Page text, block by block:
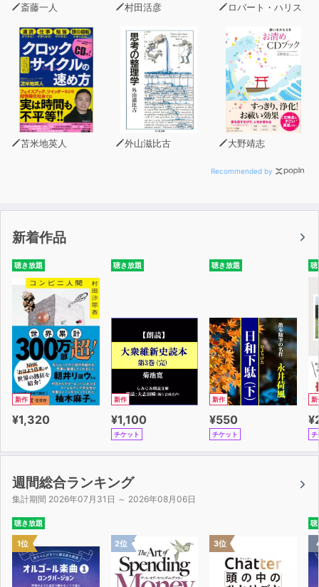
そして、「SDGs」との連動も本書の大きな特徴。すでに
世の中の常識となりつつあるSDGsだが、それをどう実現
すればいいのか、どう仕事に活かせばいいのかについて、
明確に説かれた本はほとんどなかった。それに対して本書
は、17の分野それぞれについて具体的なソリューションを
提供する。まさに「SDGsビジネス実践編」とも呼べる内
これから訪れる未来と、そこで活躍するための条件がわか
る、神田流マーケティング論の集大成。
斎藤一人 村田活彦 ロバート・ハリス
苫米地英人 外山滋比古 大野靖志
Recommended by
新着作品
聴き放題
新作
¥1,320
聴き放題
新作
¥1,100
チケット
聴き放題
新作
¥550
チケット
聴
新
チ
週間総合ランキング
集計期間 2026年07月31日 ～ 2026年08月06日
聴き放題
1位 2位 3位
聴